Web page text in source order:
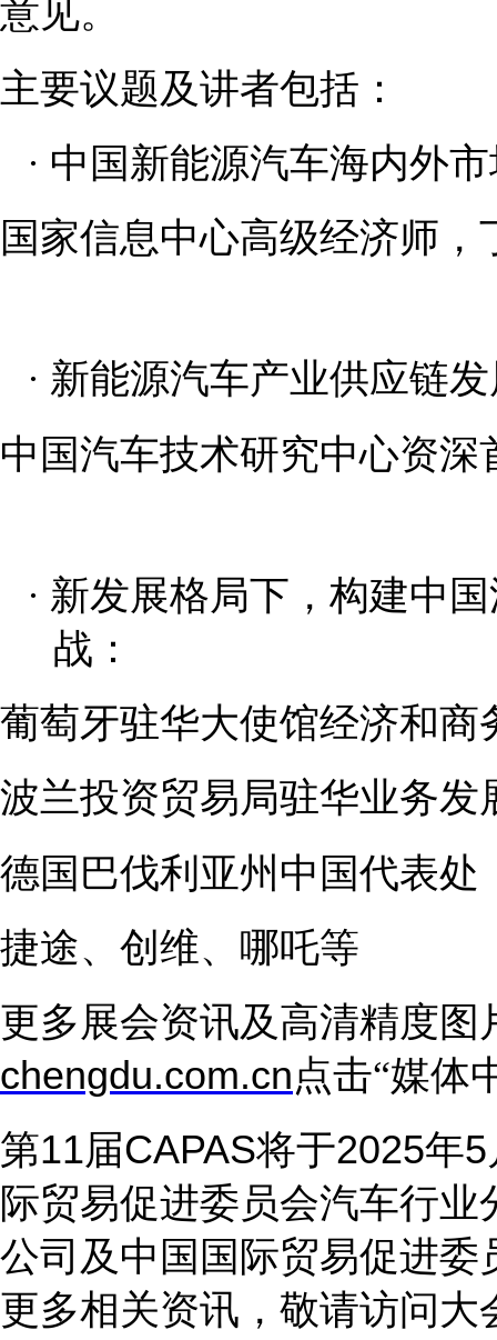
意见。
主要议题及讲者包括：
· 中国新能源汽车海内外
国家信息中心高级经济师，
· 新能源汽车产业供应链
中国汽车技术研究中心资
· 新发展格局下，构建中
战：
葡萄牙驻华大使馆经济和商
波兰投资贸易局驻华业务发
德国巴伐利亚州中国代表处
捷途、创维、哪吒等
更多展会资讯及高清精度图
chengdu.com.cn点击“媒体
第11届CAPAS将于2025年5
际贸易促进委员会汽车行
公司及中国国际贸易促进委
更多相关资讯，敬请访问大